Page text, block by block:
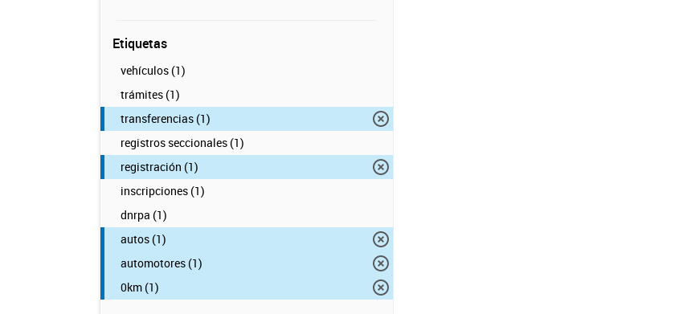
Etiquetas
vehículos (1)
trámites (1)
transferencias (1)
registros seccionales (1)
registración (1)
inscripciones (1)
dnrpa (1)
autos (1)
automotores (1)
0km (1)